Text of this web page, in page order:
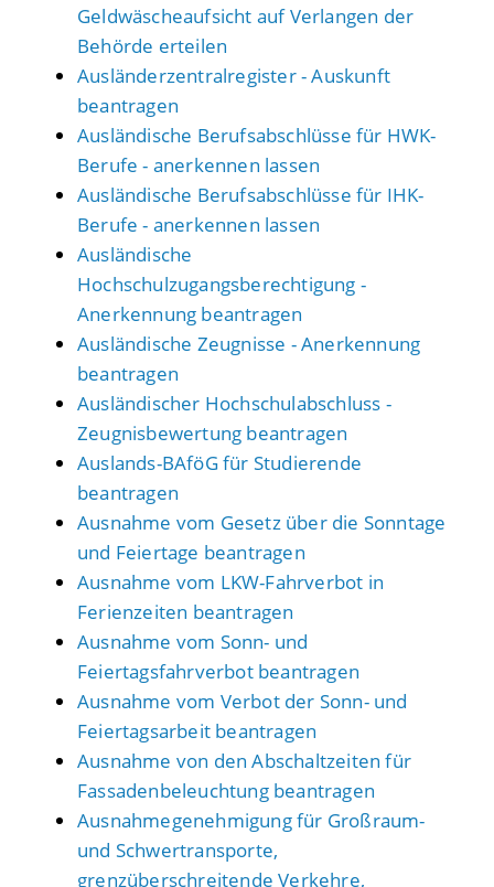
Geldwäscheaufsicht auf Verlangen der
Behörde erteilen
Ausländerzentralregister - Auskunft
beantragen
Ausländische Berufsabschlüsse für HWK-
Berufe - anerkennen lassen
Ausländische Berufsabschlüsse für IHK-
Berufe - anerkennen lassen
Ausländische
Hochschulzugangsberechtigung -
Anerkennung beantragen
Ausländische Zeugnisse - Anerkennung
beantragen
Ausländischer Hochschulabschluss -
Zeugnisbewertung beantragen
Auslands-BAföG für Studierende
beantragen
Ausnahme vom Gesetz über die Sonntage
und Feiertage beantragen
Ausnahme vom LKW-Fahrverbot in
Ferienzeiten beantragen
Ausnahme vom Sonn- und
Feiertagsfahrverbot beantragen
Ausnahme vom Verbot der Sonn- und
Feiertagsarbeit beantragen
Ausnahme von den Abschaltzeiten für
Fassadenbeleuchtung beantragen
Ausnahmegenehmigung für Großraum-
und Schwertransporte,
grenzüberschreitende Verkehre,